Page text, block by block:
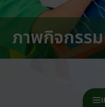
ภาพกิจกรร